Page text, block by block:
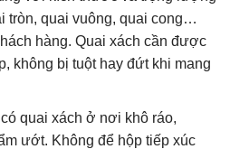
tròn, quai vuông, quai cong…
hàng. Quai xách cần được
không bị tuột hay đứt khi mang
quai xách ở nơi khô ráo,
ướt. Không để hộp tiếp xúc